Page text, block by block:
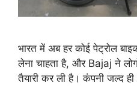
भारत में अब हर कोई पेट्रोल
लेना चाहता है, और Bajaj ने
तैयारी कर ली है। कंपनी जल्द